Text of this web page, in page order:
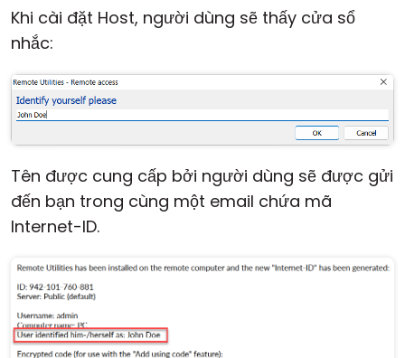
Khi cài đặt Host, người dùng sẽ thấy cửa sổ
nhắc:
Tên được cung cấp bởi người dùng sẽ được gửi
đến bạn trong cùng một email chứa mã
Internet-ID.